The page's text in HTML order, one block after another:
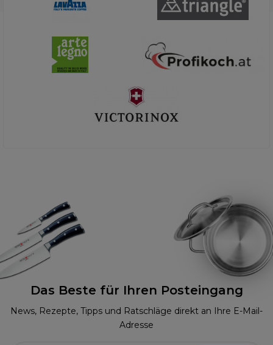
Das Beste für Ihren Posteingang
News, Rezepte, Tipps und Ratschläge direkt an Ihre E-Mail-
Adresse